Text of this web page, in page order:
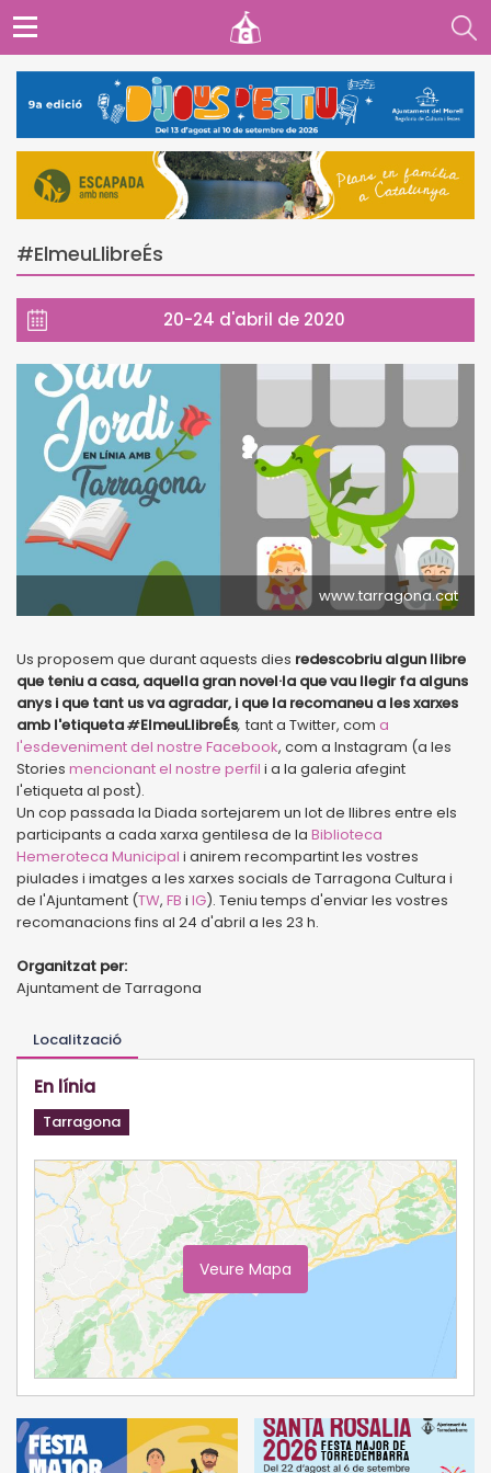
#ElmeuLlibreÉs
20-24 d'abril de 2020
www.tarragona.cat
Us proposem que durant aquests dies redescobriu algun llibre
que teniu a casa, aquella gran novel·la que vau llegir fa alguns
anys i que tant us va agradar, i que la recomaneu a les xarxes
amb l'etiqueta#ElmeuLlibreÉs, tant a Twitter, com a
l'esdeveniment del nostre Facebook, com a Instagram (a les
Stories mencionant el nostre perfil i a la galeria afegint
l'etiqueta al post).
Un cop passada la Diada sortejarem un lot de llibres entre els
participants a cada xarxa gentilesa de la Biblioteca
Hemeroteca Municipal i anirem recompartint les vostres
piulades i imatges a les xarxes socials de Tarragona Cultura i
de l'Ajuntament (TW, FB i IG). Teniu temps d'enviar les vostres
recomanacions fins al 24 d'abril a les 23 h.
Organitzat per:
Ajuntament de Tarragona
Localització
En línia
Tarragona
Veure Mapa